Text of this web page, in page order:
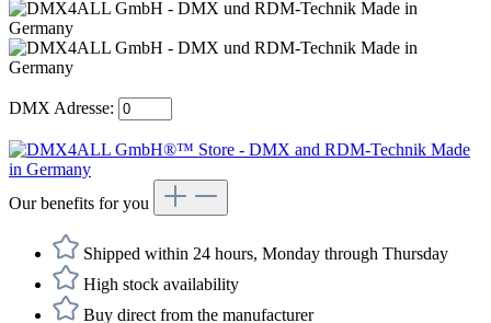
DMX Adresse:
Our benefits for you
Shipped within 24 hours, Monday through Thursday
High stock availability
Buy direct from the manufacturer